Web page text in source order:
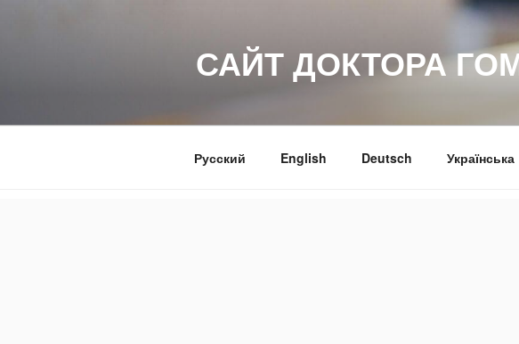
САЙТ ДОКТОРА
Русский English Deutsch Українська